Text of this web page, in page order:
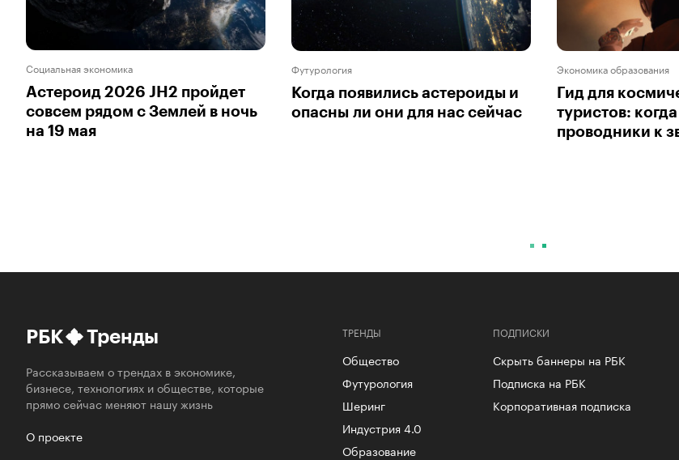
Социальная экономика
Астероид 2026 JH2 пройдет
совсем рядом с Землей в ночь
на 19 мая
Футурология
Когда появились астероиды и
опасны ли они для нас сейчас
Экономика образования
Гид для
туристов:
проводники к
РБК Тренды
Рассказываем о трендах в экономике,
бизнесе, технологиях и обществе, которые
прямо сейчас меняют нашу жизнь
О проекте
ТРЕНДЫ
Общество
Футурология
Шеринг
Индустрия 4.0
Образование
ПОДПИСКИ
Скрыть баннеры на РБК
Подписка на РБК
Корпоративная подписка